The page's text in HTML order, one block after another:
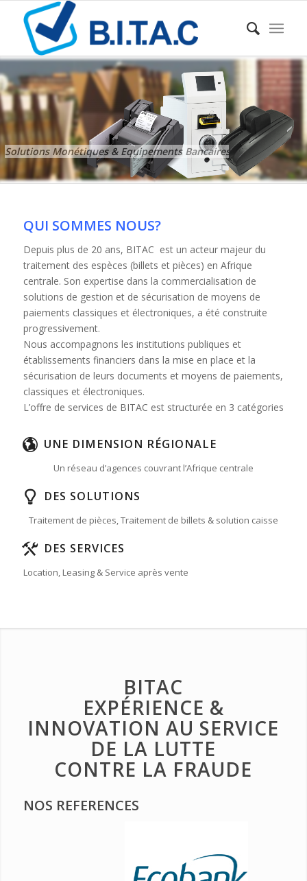
Solutions Monétiques & Equipements Bancaires
QUI SOMMES NOUS?
Depuis plus de 20 ans, BITAC est un acteur majeur du
traitement des espèces (billets et pièces) en Afrique
centrale. Son expertise dans la commercialisation de
solutions de gestion et de sécurisation de moyens de
paiements classiques et électroniques, a été construite
progressivement.
Nous accompagnons les institutions publiques et
établissements financiers dans la mise en place et la
sécurisation de leurs documents et moyens de paiements,
classiques et électroniques.
L’offre de services de BITAC est structurée en 3 catégories
UNE DIMENSION RÉGIONALE
Un réseau d’agences couvrant l’Afrique centrale
DES SOLUTIONS
Traitement de pièces, Traitement de billets & solution caisse
DES SERVICES
Location, Leasing & Service après vente
BITAC
EXPÉRIENCE &
INNOVATION AU SERVICE
DE LA LUTTE
CONTRE LA FRAUDE
NOS REFERENCES